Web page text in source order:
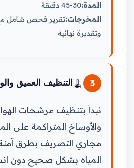
المدة:30-45 دقيقة
المخرجات:تقرير فحص شامل
وتقديرة نهائية
3
🧹 التنظيف العميق
نبدأ بتنظيف مرشحات الهواء
والأوساخ المتراكمة على
مجاري التصريف بطرق
المياه بشكل صحيح دون